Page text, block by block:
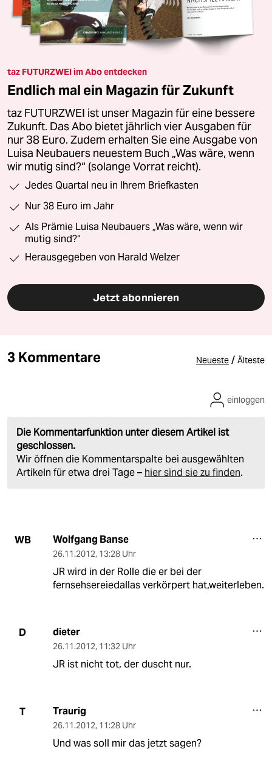
taz FUTURZWEI im Abo entdecken
Endlich mal ein Magazin für Zukunft
taz FUTURZWEI ist unser Magazin für eine bessere
Zukunft. Das Abo bietet jährlich vier Ausgaben für
nur 38 Euro. Zudem erhalten Sie eine Ausgabe von
Luisa Neubauers neuestem Buch „Was wäre, wenn
wir mutig sind?“ (solange Vorrat reicht).
Jedes Quartal neu in Ihrem Briefkasten
Nur 38 Euro im Jahr
Als Prämie Luisa Neubauers „Was wäre, wenn wir
mutig sind?“
Herausgegeben von Harald Welzer
Jetzt abonnieren
3 Kommentare Neueste / Älteste
Die Kommentarfunktion unter diesem Artikel ist
geschlossen.
Wir öffnen die Kommentarspalte bei ausgewählten
Artikeln für etwa drei Tage – hier sind sie zu finden.
einloggen
WB Wolfgang Banse
26.11.2012, 13:28 Uhr
JR wird in der Rolle die er bei der
fernsehsereiedallas verkörpert hat,weiterleben.
D dieter
26.11.2012, 11:32 Uhr
JR ist nicht tot, der duscht nur.
T Traurig
26.11.2012, 11:28 Uhr
Und was soll mir das jetzt sagen?